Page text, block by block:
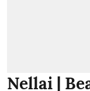
Nellai |